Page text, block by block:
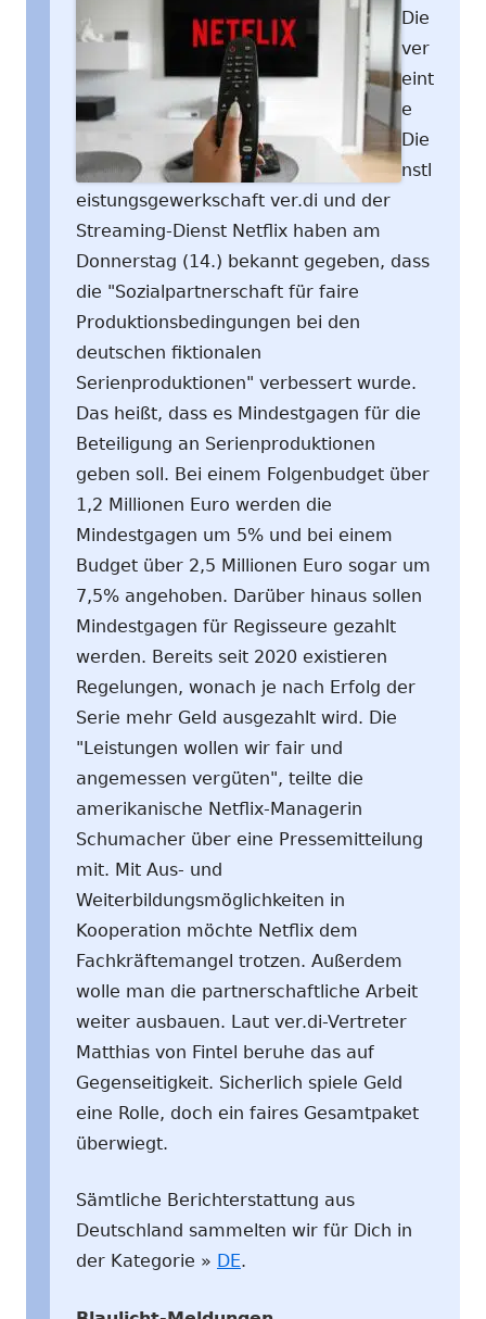
Die
ver
eint
e
Die
nstl
eistungsgewerkschaft ver.di und der
Streaming-Dienst Netflix haben am
Donnerstag (14.) bekannt gegeben, dass
die "Sozialpartnerschaft für faire
Produktionsbedingungen bei den
deutschen fiktionalen
Serienproduktionen" verbessert wurde.
Das heißt, dass es Mindestgagen für die
Beteiligung an Serienproduktionen
geben soll. Bei einem Folgenbudget über
1,2 Millionen Euro werden die
Mindestgagen um 5% und bei einem
Budget über 2,5 Millionen Euro sogar um
7,5% angehoben. Darüber hinaus sollen
Mindestgagen für Regisseure gezahlt
werden. Bereits seit 2020 existieren
Regelungen, wonach je nach Erfolg der
Serie mehr Geld ausgezahlt wird. Die
"Leistungen wollen wir fair und
angemessen vergüten", teilte die
amerikanische Netflix-Managerin
Schumacher über eine Pressemitteilung
mit. Mit Aus- und
Weiterbildungsmöglichkeiten in
Kooperation möchte Netflix dem
Fachkräftemangel trotzen. Außerdem
wolle man die partnerschaftliche Arbeit
weiter ausbauen. Laut ver.di-Vertreter
Matthias von Fintel beruhe das auf
Gegenseitigkeit. Sicherlich spiele Geld
eine Rolle, doch ein faires Gesamtpaket
überwiegt.
Sämtliche Berichterstattung aus
Deutschland sammelten wir für Dich in
der Kategorie » DE.